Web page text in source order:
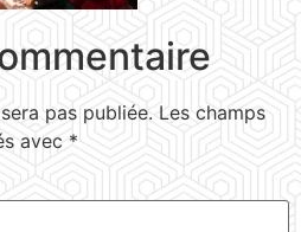
pas publiée. Les champs
avec *